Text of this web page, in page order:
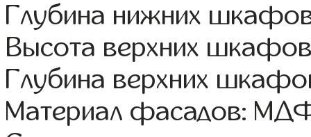
Глубина нижних
Высота верхних
Глубина верхних
Материал фасадов: